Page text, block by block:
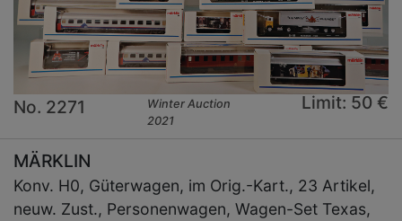
No. 2271
Winter Auction
2021
Limit: 50 €
MÄRKLIN
Konv. H0, Güterwagen, im Orig.-Kart., 23 Artikel,
neuw. Zust., Personenwagen, Wagen-Set Texas,